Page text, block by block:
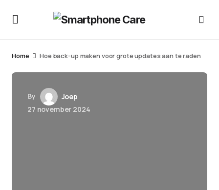
Home Hoe back-up maken voor grote updates aan te raden
By
Joep
27 november 2024